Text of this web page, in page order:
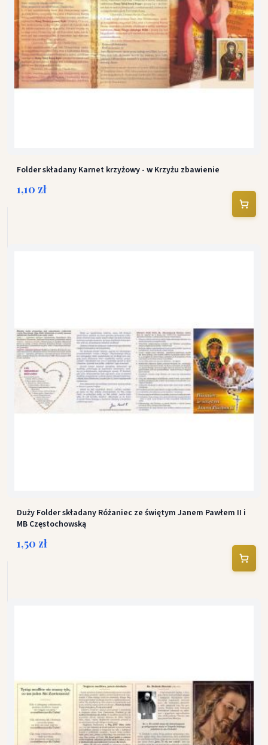
Folder składany Karnet krzyżowy - w Krzyżu zbawienie
1,10 zł
Duży Folder składany Różaniec ze świętym Janem Pawłem II i
MB Częstochowską
1,50 zł